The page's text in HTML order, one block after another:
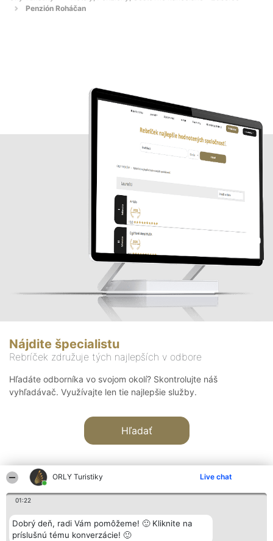
ORLY Turistiky Live chat
01:22
Dobrý deň, radi Vám pomôžeme! 🙂 Kliknite na
príslušnú tému konverzácie! 🙂
Penzión Roháčan
Nájdite špecialistu
Rebríček združuje tých najlepších v odbore
Hľadáte odborníka vo svojom okolí? Skontrolujte náš
vyhľadávač. Využívajte len tie najlepšie služby.
Hľadať
Organizátor hodnotenia
Bright Side Solutions sp. z o.
o. sp. k.
Hodnotenie
Laureáti
Lista
Kontakt
Kontakt